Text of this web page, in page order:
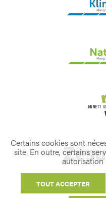
Certains cookies sont
site. En outre, certains
autorisation
TOUT ACCEPTER